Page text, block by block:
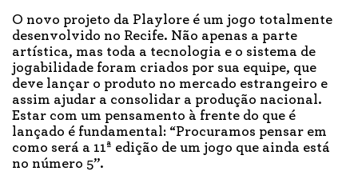
O novo projeto da Playlore é um jogo totalmente
desenvolvido no Recife. Não apenas a parte
artística, mas toda a tecnologia e o sistema de
jogabilidade foram criados por sua equipe, que
deve lançar o produto no mercado estrangeiro e
assim ajudar a consolidar a produção nacional.
Estar com um pensamento à frente do que é
lançado é fundamental: “Procuramos pensar em
como será a 11ª edição de um jogo que ainda está
no número 5”.